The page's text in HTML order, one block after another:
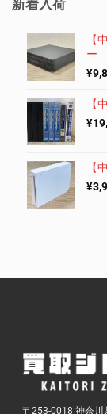
新着入荷
【
ー
¥
【
¥
【
¥
〒253-0018 神奈川